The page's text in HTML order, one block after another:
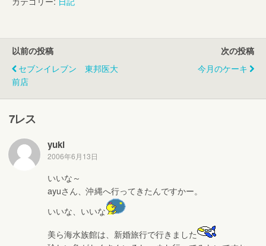
以前の投稿
セブンイレブン 東邦医大
前店
次の投稿
今月のケーキ
7レス
yuki
2006年6月13日
いいな～
ayuさん、沖縄へ行ってきたんですかー。
いいな、いいな
美ら海水族館は、新婚旅行で行きました